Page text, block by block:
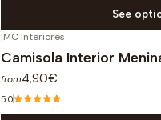
See
|MC Interiores
Camisola Interior
from4,90€
5.0